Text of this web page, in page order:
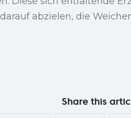
abzielen, die
Share this